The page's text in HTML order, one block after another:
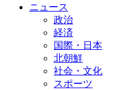
ニュース
政治
経済
国際・日本
北朝鮮
社会・文化
スポーツ